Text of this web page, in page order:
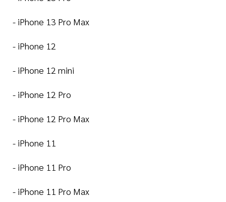
- iPhone 13 Pro Max
- iPhone 12
- iPhone 12 mini
- iPhone 12 Pro
- iPhone 12 Pro Max
- iPhone 11
- iPhone 11 Pro
- iPhone 11 Pro Max